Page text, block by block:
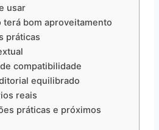
usar
terá bom aproveitamento
práticas
compatibilidade
equilibrado
reais
práticas e próximos